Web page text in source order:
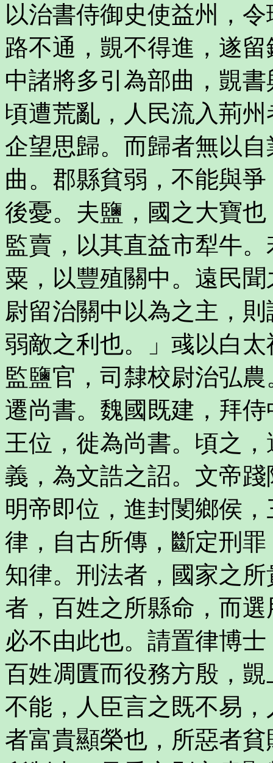
以治書侍御史使益州，
路不通，覬不得進，遂
中諸將多引為部曲，覬
頃遭荒亂，人民流入荊
企望思歸。而歸者無以
曲。郡縣貧弱，不能與
後憂。夫鹽，國之大寶
監賣，以其直益市犁牛
粟，以豐殖關中。遠民
尉留治關中以為之主，
弱敵之利也。」彧以白
監鹽官，司隸校尉治弘
遷尚書。魏國既建，拜
王位，徙為尚書。頃之
義，為文誥之詔。文帝
明帝即位，進封閺鄉侯
律，自古所傳，斷定刑
知律。刑法者，國家之
者，百姓之所縣命，而
必不由此也。請置律博
百姓凋匱而役務方殷，
不能，人臣言之既不易
者富貴顯榮也，所惡者